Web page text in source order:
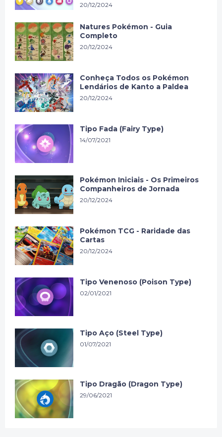
20/12/2024
Natures Pokémon - Guia
Completo
20/12/2024
Conheça Todos os Pokémon
Lendários de Kanto a Paldea
20/12/2024
Tipo Fada (Fairy Type)
14/07/2021
Pokémon Iniciais - Os Primeiros
Companheiros de Jornada
20/12/2024
Pokémon TCG - Raridade das
Cartas
20/12/2024
Tipo Venenoso (Poison Type)
02/01/2021
Tipo Aço (Steel Type)
01/07/2021
Tipo Dragão (Dragon Type)
29/06/2021